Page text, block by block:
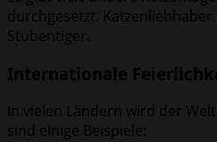
durchgesetzt.
Stubentiger.
Internationale
In vielen Ländern wird der
sind einige Beispiele: